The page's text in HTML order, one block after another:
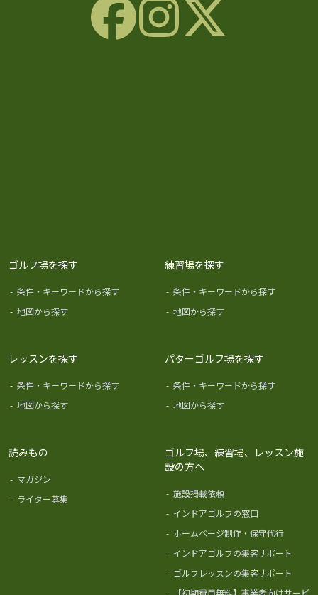
ゴルフ場を探す
- 条件・キーワードから探す
- 地図から探す
練習場を探す
- 条件・キーワードから探す
- 地図から探す
レッスンを探す
- 条件・キーワードから探す
- 地図から探す
パターゴルフ場を探す
- 条件・キーワードから探す
- 地図から探す
読みもの
- マガジン
- ライター募集
ゴルフ場、練習場、レッスン施
設の方へ
- 施設掲載依頼
- インドアゴルフの窓口
- ホームページ制作・保守代行
- インドアゴルフの集客サポート
- ゴルフレッスンの集客サポート